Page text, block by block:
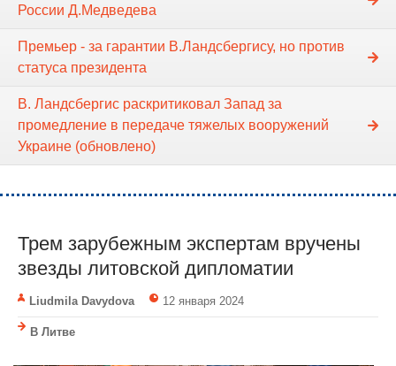
России Д.Медведева
Премьер - за гарантии В.Ландсбергису, но против
статуса президента
В. Ландсбергис раскритиковал Запад за
промедление в передаче тяжелых вооружений
Украине (обновлено)
Трем зарубежным экспертам вручены
звезды литовской дипломатии
Liudmila Davydova 12 января 2024
В Литве